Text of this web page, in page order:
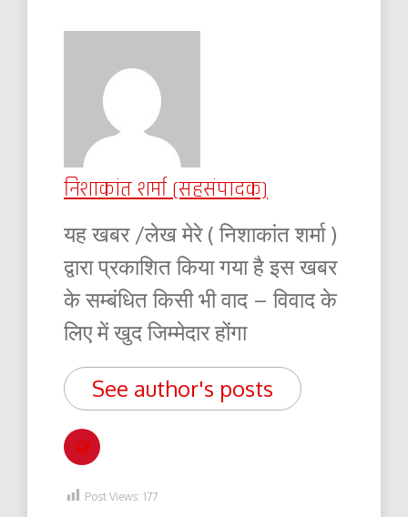
निशाकांत शर्मा (सहसंपादक)
यह खबर /लेख मेरे ( निशाकांत शर्मा )
द्वारा प्रकाशित किया गया है इस खबर
के सम्बंधित किसी भी वाद – विवाद के
लिए में खुद जिम्मेदार होंगा
See author's posts
Post Views: 177